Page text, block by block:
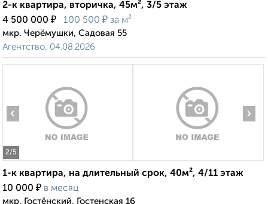
2-к квартира, вторичка, 45м², 3/5 этаж
4 500 000 ₽ 100 500 ₽ за м²
мкр. Черёмушки, Садовая 55
Агентство, 04.08.2026
2/5
‹ ›
1-к квартира, на длительный срок, 40м², 4/11 этаж
10 000 ₽ в месяц
мкр. Гостёнский, Гостенская 16